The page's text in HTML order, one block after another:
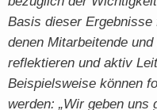
Basis dieser
denen Mitarbeitende
reflektieren und aktiv
Beispielsweise können
werden: „Wir geben